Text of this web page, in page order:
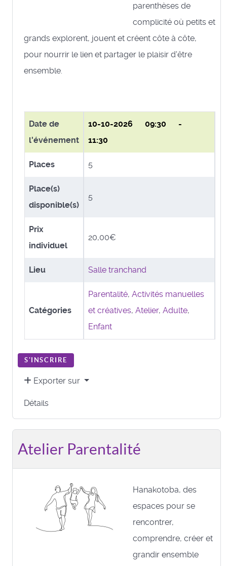
parenthèses de
complicité où petits et
grands explorent, jouent et créent côte à côte,
pour nourrir le lien et partager le plaisir d'être
ensemble.
Date de
l'événement
10-10-2026 09:30 -
11:30
Places 5
Place(s)
disponible(s)
5
Prix
individuel
20,00€
Lieu Salle tranchand
Catégories
Parentalité, Activités manuelles
et créatives, Atelier, Adulte,
Enfant
S'INSCRIRE
Exporter sur
Détails
Atelier Parentalité
Hanakotoba, des
espaces pour se
rencontrer,
comprendre, créer et
grandir ensemble